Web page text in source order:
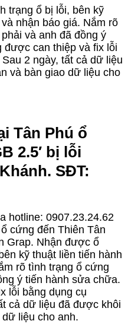
trạng ổ bị lỗi, bên kỹ
nhận báo giá. Nắm rõ
và anh đã đồng ý
can thiệp và fix lỗi
2 ngày, tất cả dữ liệu
và bàn giao dữ liệu cho
Tân Phú ổ
2.5′ bị lỗi
SĐT:
hotline: 0907.23.24.62
cứng đến Thiên Tân
Grap. Nhận được ổ
kỹ thuật liền tiến hành
rõ tình trạng ổ cứng
ý tiến hành sửa chữa.
lỗi bằng dụng cụ
cả dữ liệu đã được khôi
liệu cho anh.